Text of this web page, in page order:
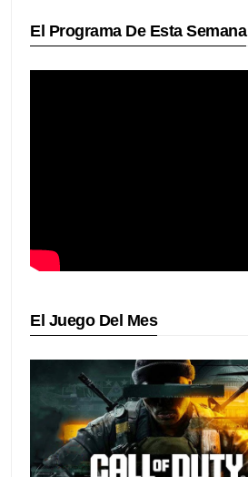
El Programa De Esta Semana
El Juego Del Mes